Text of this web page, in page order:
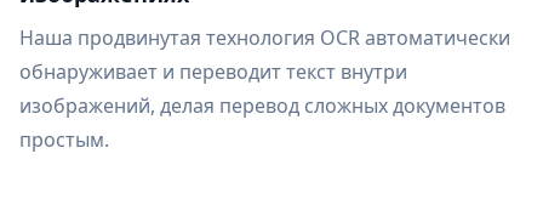
Наша продвинутая технология OCR автоматически
обнаруживает и переводит текст внутри
изображений, делая перевод сложных документов
простым.